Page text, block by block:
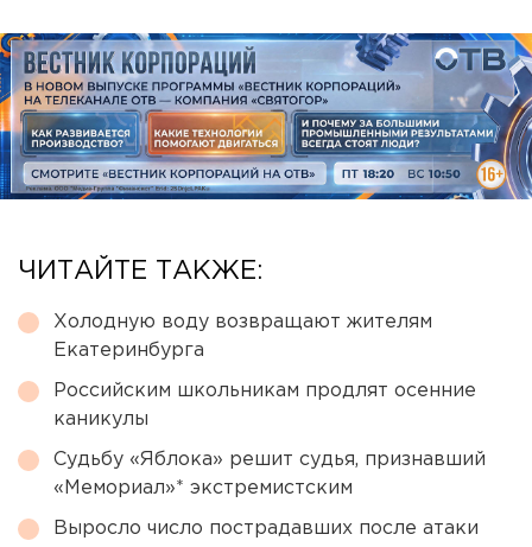
ЧИТАЙТЕ ТАКЖЕ:
Холодную воду возвращают жителям
Екатеринбурга
Российским школьникам продлят осенние
каникулы
Судьбу «Яблока» решит судья, признавший
«Мемориал»* экстремистским
Выросло число пострадавших после атаки